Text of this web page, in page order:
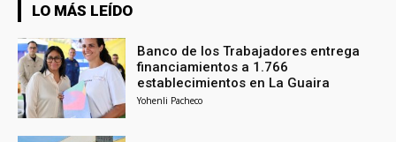
LO MÁS LEÍDO
Banco de los Trabajadores entrega
financiamientos a 1.766
establecimientos en La Guaira
Yohenli Pacheco